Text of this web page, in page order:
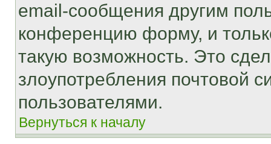
email-сообщения другим
конференцию форму, и
такую возможность. Это
злоупотребления почтовой
пользователями.
Вернуться к началу